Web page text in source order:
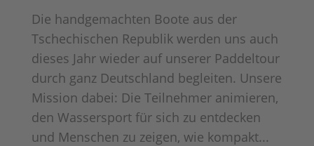
Die handgemachten Boote aus der
Tschechischen Republik werden uns auch
dieses Jahr wieder auf unserer Paddeltour
durch ganz Deutschland begleiten. Unsere
Mission dabei: Die Teilnehmer animieren,
den Wassersport für sich zu entdecken
und Menschen zu zeigen, wie kompakt...